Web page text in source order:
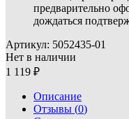
предварительно
дождаться
Артикул: 5052435-01
Нет в наличии
1 119
Описание
Отзывы (0)